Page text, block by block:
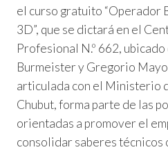
el curso gratuito “Operador
3D”, que se dictará en el
Profesional N.º 662,
Burmeister y Gregorio
articulada con el Ministerio
Chubut, forma parte de las
orientadas a promover el
consolidar saberes técnicos